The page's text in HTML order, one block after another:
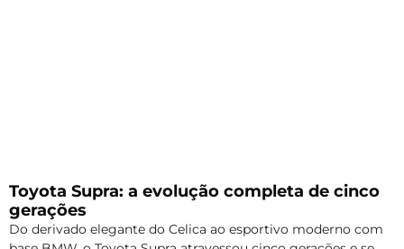
Toyota Supra: a evolução completa de cinco
gerações
Do derivado elegante do Celica ao esportivo moderno com